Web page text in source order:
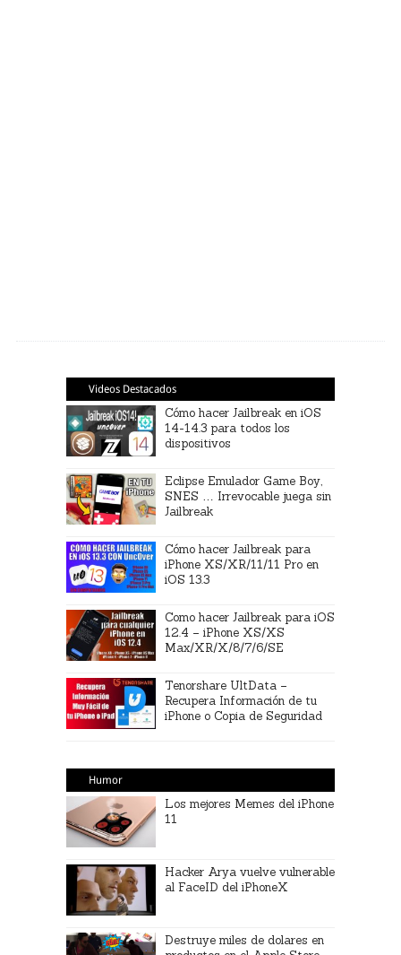
Videos Destacados
Cómo hacer Jailbreak en iOS
14-14.3 para todos los
dispositivos
Eclipse Emulador Game Boy,
SNES … Irrevocable juega sin
Jailbreak
Cómo hacer Jailbreak para
iPhone XS/XR/11/11 Pro en
iOS 13.3
Como hacer Jailbreak para iOS
12.4 – iPhone XS/XS
Max/XR/X/8/7/6/SE
Tenorshare UltData –
Recupera Información de tu
iPhone o Copia de Seguridad
Humor
Los mejores Memes del iPhone
11
Hacker Arya vuelve vulnerable
al FaceID del iPhoneX
Destruye miles de dolares en